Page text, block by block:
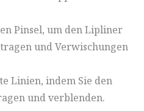
Pinsel, um den Lipliner
und Verwischungen
Linien, indem Sie den
und verblenden.